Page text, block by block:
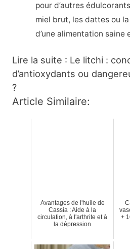
pour d’autres
miel brut, les dattes ou
d’une alimentation saine
Lire la suite : Le litchi :
d’antioxydants ou
?
Article Similaire:
Avantages de l'huile de
Cassia : Aide à la
circulation, à l'arthrite et à
la dépression
+